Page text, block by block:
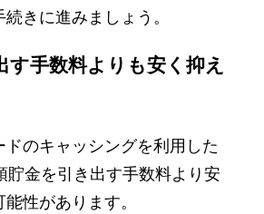
きに進みましょう。
す手数料よりも安く抑え
ドのキャッシングを利用した
貯金を引き出す手数料より安
性があります。